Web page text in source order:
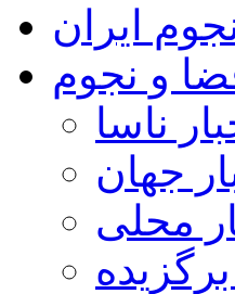
ایران
و نجوم
ناسا
جهان
محلی